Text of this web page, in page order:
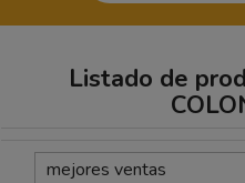
Listado de
mejores ventas